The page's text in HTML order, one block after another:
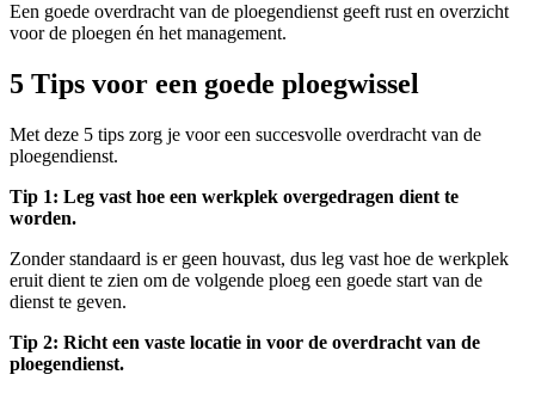
Een goede overdracht van de ploegendienst geeft rust en overzicht
voor de ploegen én het management.
5 Tips voor een goede ploegwissel
Met deze 5 tips zorg je voor een succesvolle overdracht van de
ploegendienst.
Tip 1: Leg vast hoe een werkplek overgedragen dient te
worden.
Zonder standaard is er geen houvast, dus leg vast hoe de werkplek
eruit dient te zien om de volgende ploeg een goede start van de
dienst te geven.
Tip 2: Richt een vaste locatie in voor de overdracht van de
ploegendienst.